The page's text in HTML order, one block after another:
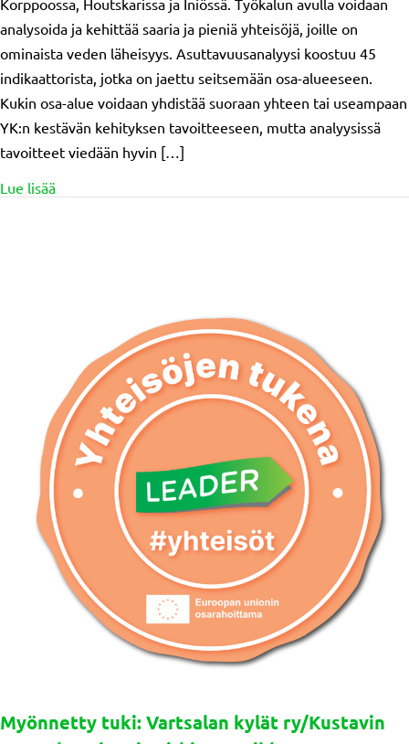
analysoida ja kehittää saaria ja pieniä yhteisöjä, joille on
ominaista veden läheisyys. Asuttavuusanalyysi koostuu 45
indikaattorista, jotka on jaettu seitsemään osa-alueeseen.
Kukin osa-alue voidaan yhdistää suoraan yhteen tai useampaan
YK:n kestävän kehityksen tavoitteeseen, mutta analyysissä
tavoitteet viedään hyvin […]
Lue lisääabout En studie i bobarhet (Selvitys asuttavuudesta)
Myönnetty tuki: Vartsalan kylät ry/Kustavin